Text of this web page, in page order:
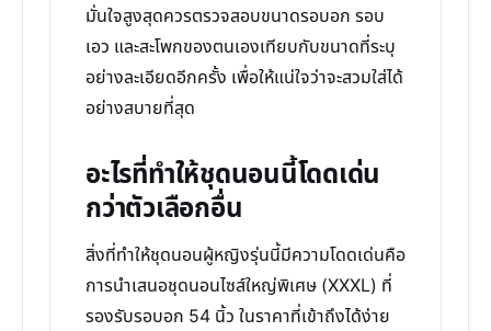
มั่นใจสูงสุดควรตรวจสอบขนาดรอบอก รอบ
เอว และสะโพกของตนเองเทียบกับขนาดที่ระบุ
อย่างละเอียดอีกครั้ง เพื่อให้แน่ใจว่าจะสวมใส่ได้
อย่างสบายที่สุด
อะไรที่ทำให้ชุดนอนนี้โดดเด่น
กว่าตัวเลือกอื่น
สิ่งที่ทำให้ชุดนอนผู้หญิงรุ่นนี้มีความโดดเด่นคือ
การนำเสนอชุดนอนไซส์ใหญ่พิเศษ (XXXL) ที่
รองรับรอบอก 54 นิ้ว ในราคาที่เข้าถึงได้ง่าย